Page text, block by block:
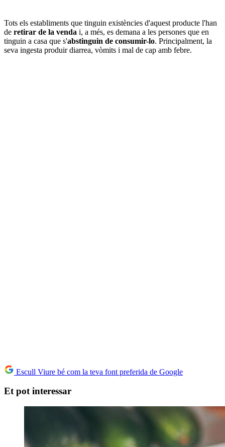
Tots els establiments que tinguin existències d'aquest producte l'han
de retirar de la venda i, a més, es demana a les persones que en
tinguin a casa que s'abstinguin de consumir-lo. Principalment, la
seva ingesta produir diarrea, vòmits i mal de cap amb febre.
Escull Viure bé com la teva font preferida de Google
Et pot interessar